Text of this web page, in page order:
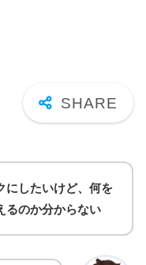
にしたいけど、何を
るのか分からない